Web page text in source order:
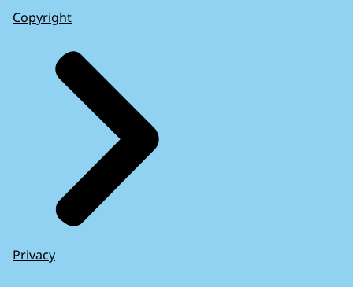
Copyright
Privacy